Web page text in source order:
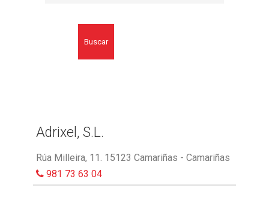
Buscar
Adrixel, S.L.
Rúa Milleira, 11. 15123 Camariñas - Camariñas
981 73 63 04